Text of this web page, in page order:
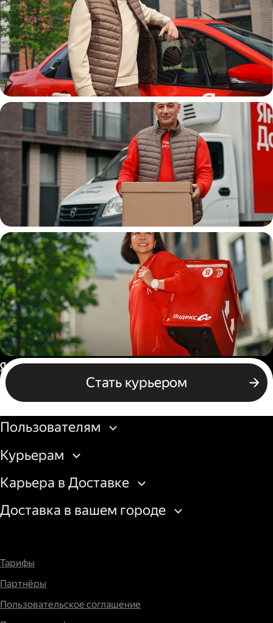
Автокурьер
Водитель
грузовой машины
Пеший курьер
Стать курьером
Россия
Бизнесу
Пользователям
Курьерам
Карьера в Доставке
Доставка в вашем городе
Тарифы
Партнёры
Пользовательское соглашение